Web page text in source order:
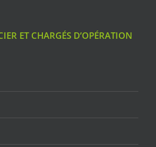
ET CHARGÉS D’OPÉRATION